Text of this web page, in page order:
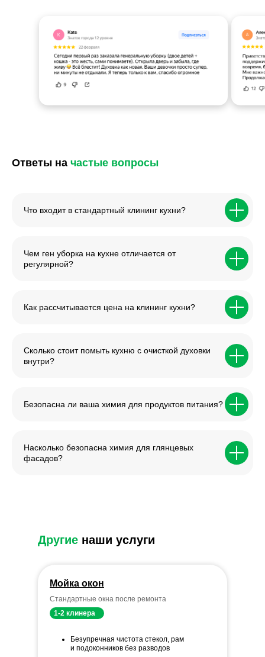
Ответы на частые вопросы
Что входит в стандартный клининг кухни?
Чем ген уборка на кухне отличается от
регулярной?
Как рассчитывается цена на клининг кухни?
Сколько стоит помыть кухню с очисткой духовки
внутри?
Безопасна ли ваша химия для продуктов питания?
Насколько безопасна химия для глянцевых
фасадов?
Другие наши услуги
Безупречная чистота стекол, рам
и подоконников без разводов
Стандартные окна после ремонта
Мойка окон
1-2 клинера